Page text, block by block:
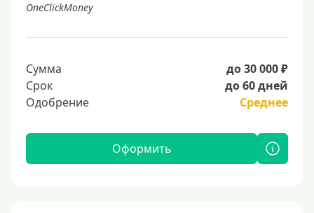
OneClickMoney
Сумма
до 30 000 ₽
Срок
до 60 дней
Одобрение
Среднее
Оформить